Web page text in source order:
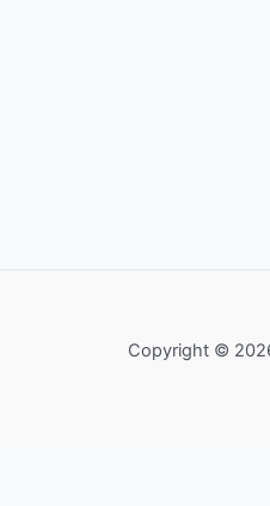
Copyright ©